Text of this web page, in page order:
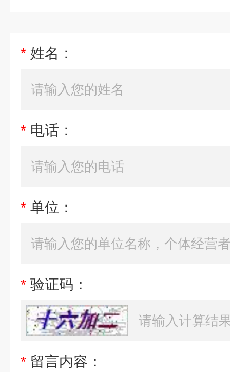
* 姓名：
* 电话：
* 单位：
* 验证码：
* 留言内容：